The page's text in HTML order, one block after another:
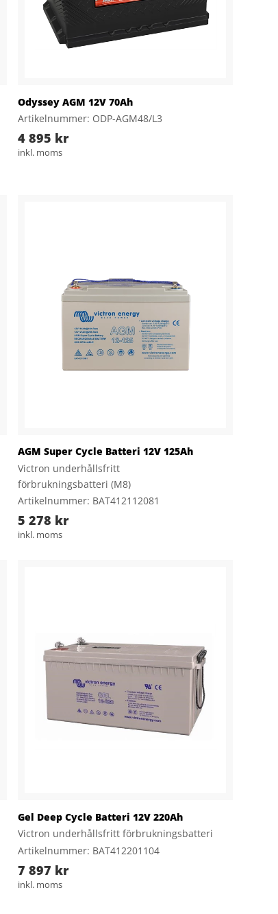
Odyssey AGM 12V 70Ah
Artikelnummer: ODP-AGM48/L3
4 895 kr
inkl. moms
AGM Super Cycle Batteri 12V 125Ah
Victron underhållsfritt
förbrukningsbatteri (M8)
Artikelnummer: BAT412112081
5 278 kr
inkl. moms
Gel Deep Cycle Batteri 12V 220Ah
Victron underhållsfritt förbrukningsbatteri
Artikelnummer: BAT412201104
7 897 kr
inkl. moms